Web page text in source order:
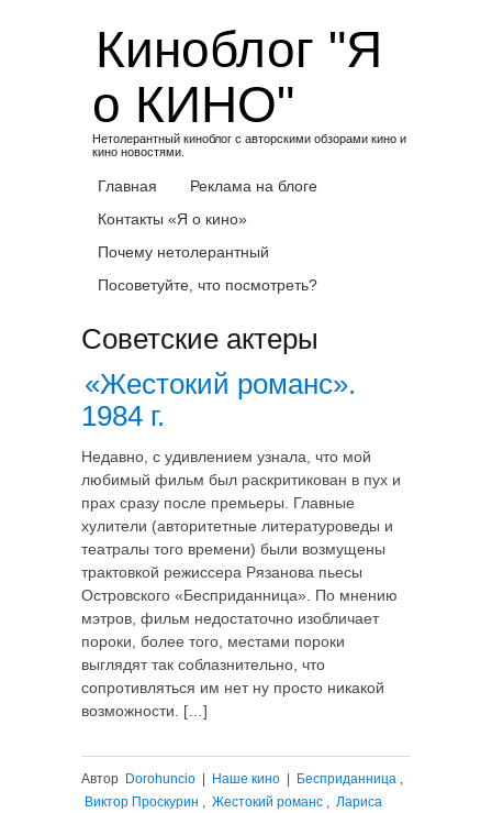
Киноблог "Я
о КИНО"
Нетолерантный киноблог с авторскими обзорами кино и
кино новостями.
Главная
Реклама на блоге
Контакты «Я о кино»
Почему нетолерантный
Посоветуйте, что посмотреть?
Советские актеры
«Жестокий романс».
1984 г.
Недавно, с удивлением узнала, что мой
любимый фильм был раскритикован в пух и
прах сразу после премьеры. Главные
хулители (авторитетные литературоведы и
театралы того времени) были возмущены
трактовкой режиссера Рязанова пьесы
Островского «Бесприданница». По мнению
мэтров, фильм недостаточно изобличает
пороки, более того, местами пороки
выглядят так соблазнительно, что
сопротивляться им нет ну просто никакой
возможности. […]
Автор Dorohuncio Наше кино Бесприданница ,
Виктор Проскурин , Жестокий романс , Лариса